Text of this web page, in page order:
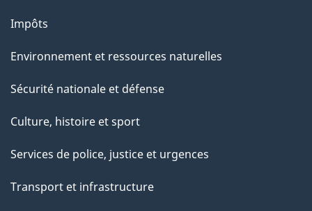
Impôts
Environnement et ressources naturelles
Sécurité nationale et défense
Culture, histoire et sport
Services de police, justice et urgences
Transport et infrastructure